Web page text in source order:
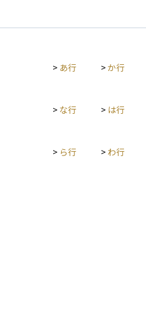
ての経済的・法的な権利を決め
> あ行 >か行
> な行 > は行
> ら行 > わ行